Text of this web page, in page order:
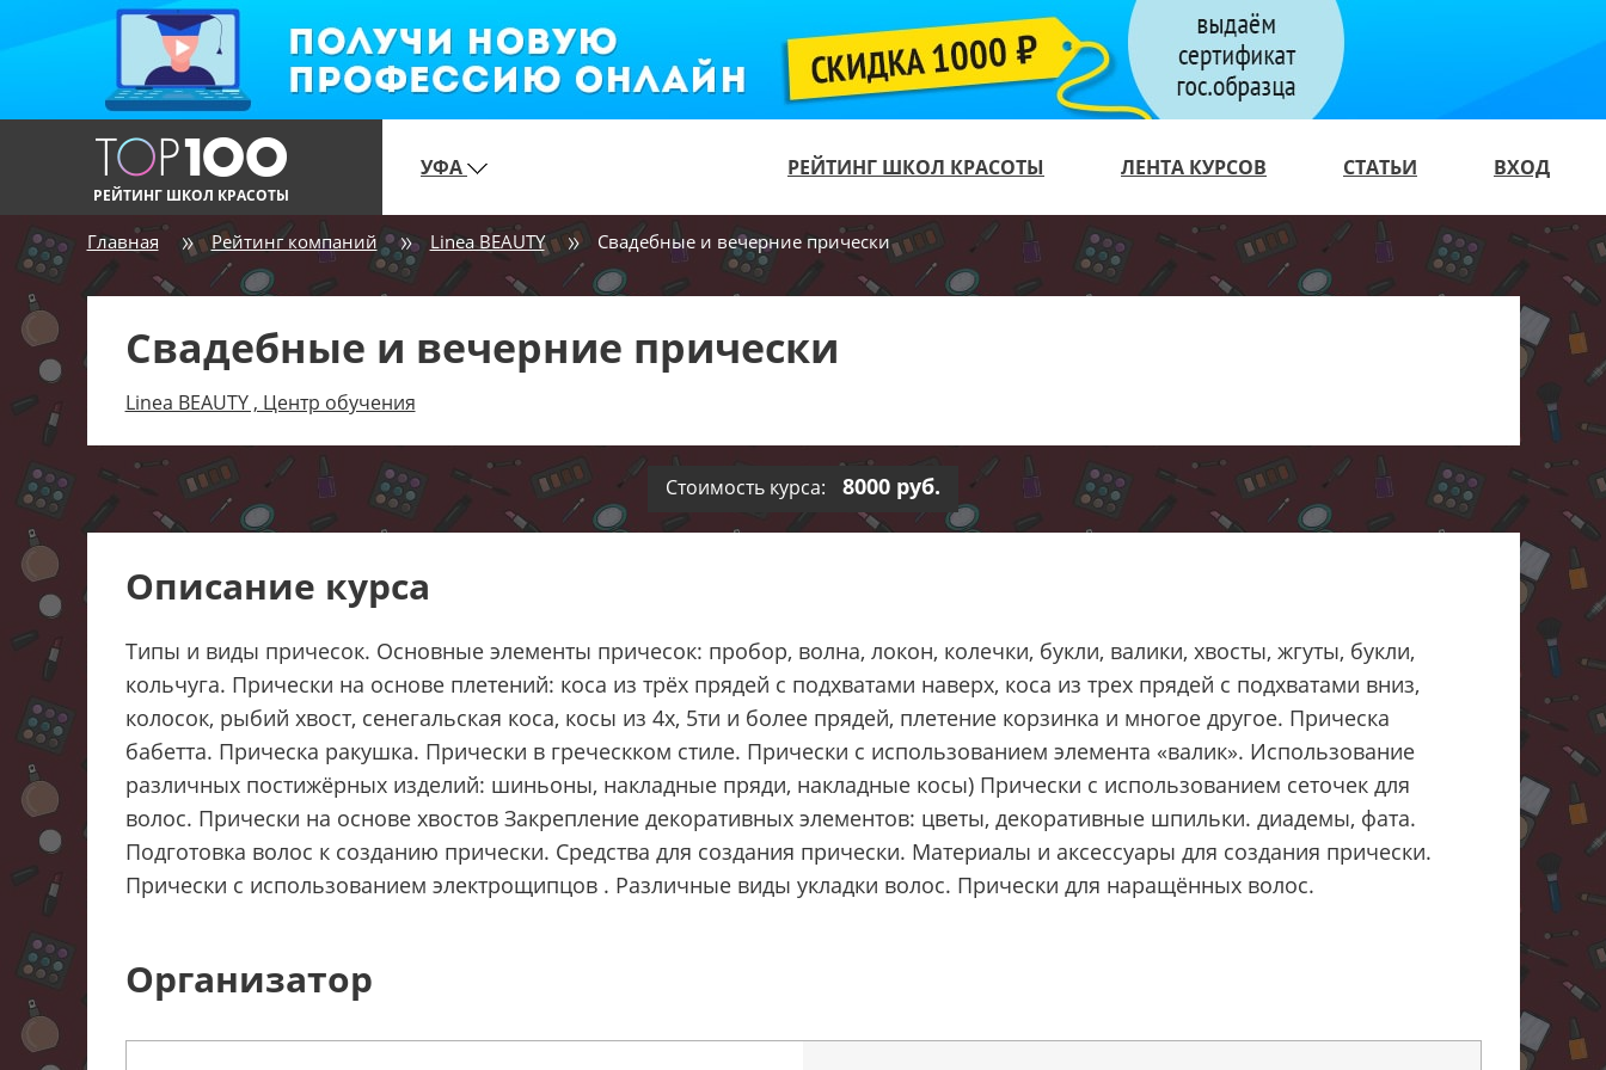
РЕЙТИНГ ШКОЛ КРАСОТЫ
УФА РЕЙТИНГ ШКОЛ КРАСОТЫ ЛЕНТА КУРСОВ СТАТЬИ ВХОД
Главная Рейтинг компаний Linea BEAUTY Свадебные и вечерние прически
Свадебные и вечерние прически
Linea BEAUTY , Центр обучения
Стоимость курса: 8000 руб.
Описание курса
Типы и виды причесок. Основные элементы причесок: пробор, волна, локон, колечки, букли, валики, хвосты, жгуты, букли,
кольчуга. Прически на основе плетений: коса из трёх прядей с подхватами наверх, коса из трех прядей с подхватами вниз,
колосок, рыбий хвост, сенегальская коса, косы из 4х, 5ти и более прядей, плетение корзинка и многое другое. Прическа
бабетта. Прическа ракушка. Прически в греческком стиле. Прически с использованием элемента «валик». Использование
различных постижёрных изделий: шиньоны, накладные пряди, накладные косы) Прически с использованием сеточек для
волос. Прически на основе хвостов Закрепление декоративных элементов: цветы, декоративные шпильки. диадемы, фата.
Подготовка волос к созданию прически. Средства для создания прически. Материалы и аксессуары для создания прически.
Прически с использованием электрощипцов . Различные виды укладки волос. Прически для наращённых волос.
Организатор